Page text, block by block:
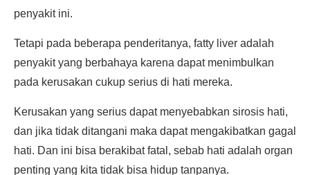
penyakit ini.
Tetapi pada beberapa penderitanya, fatty liver adalah
penyakit yang berbahaya karena dapat menimbulkan
pada kerusakan cukup serius di hati mereka.
Kerusakan yang serius dapat menyebabkan sirosis hati,
dan jika tidak ditangani maka dapat mengakibatkan gagal
hati. Dan ini bisa berakibat fatal, sebab hati adalah organ
penting yang kita tidak bisa hidup tanpanya.